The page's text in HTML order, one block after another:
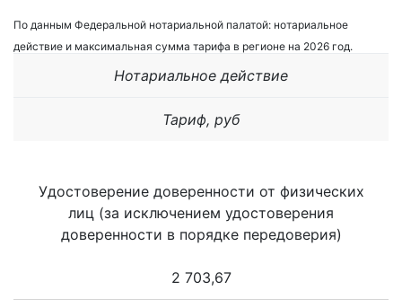
По данным Федеральной нотариальной палатой: нотариальное
действие и максимальная сумма тарифа в регионе на 2026 год.
Нотариальное действие
Тариф, руб
Удостоверение доверенности от физических
лиц (за исключением удостоверения
доверенности в порядке передоверия)
2 703,67